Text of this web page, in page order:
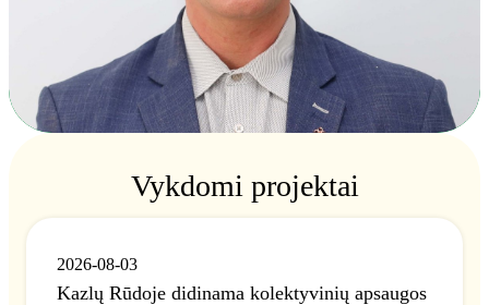
Sveikatos priežiūra
Verslo aplinka
Vykdomi projektai
2026-08-03
Kazlų Rūdoje didinama kolektyvinių apsaugos